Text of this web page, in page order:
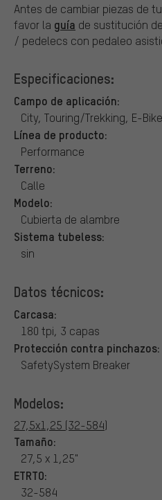
Antes de cambiar piezas de
favor la guía de sustitución
/ pedelecs con pedaleo
Especificaciones:
Campo de aplicación:
City, Touring/Trekking, E-
Línea de producto:
Performance
Terreno:
Calle
Modelo:
Cubierta de alambre
Sistema tubeless:
sin
Datos técnicos:
Carcasa:
180 tpi, 3 capas
Protección contra pinchazos:
SafetySystem Breaker
Modelos:
27,5x1,25 (32-584)
Tamaño:
27,5 x 1,25"
ETRTO:
32-584